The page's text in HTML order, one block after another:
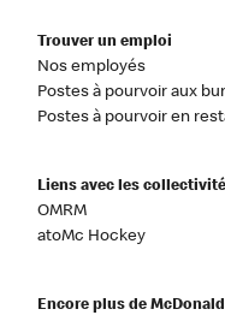
Trouver un emploi
Nos employés
Postes à pourvoir aux
Postes à pourvoir en
Liens avec les
OMRM
atoMc Hockey
Encore plus de